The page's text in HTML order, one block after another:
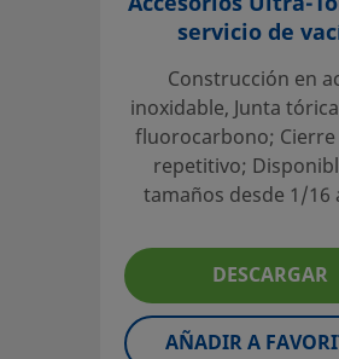
servicio de
Construcción en
inoxidable, Junta
fluorocarbono;
repetitivo;
tamaños desde 1/16
DESCARGAR
AÑADIR A